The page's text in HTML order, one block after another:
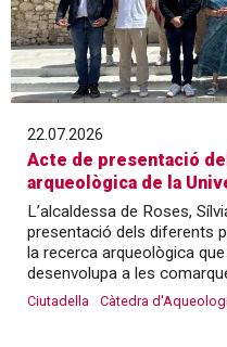
22.07.2026
Acte de presentació
arqueològica de la
L’alcaldessa de Roses,
presentació dels diferents
la recerca arqueològica
desenvolupa a les
Ciutadella Càtedra